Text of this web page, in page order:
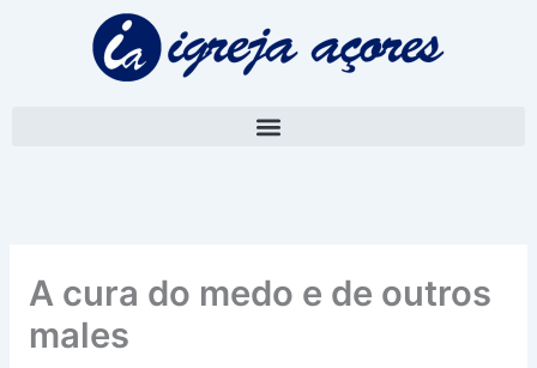
A cura do medo e de outros
males